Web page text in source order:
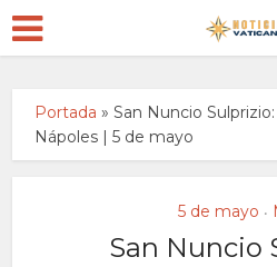
Portada »San Nuncio
Nápoles | 5 de mayo
5 de mayo •
San Nuncio